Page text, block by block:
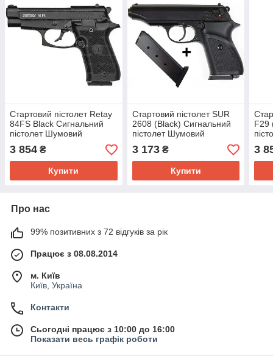
Стартовий пістолет Retay
84FS Black Сигнальний
пістолет Шумовий
пістолет
3 854 ₴
Купити
Стартовий пістолет SUR
2608 (Black) Сигнальний
пістолет Шумовий
пістолет
3 173₴
Купити
F29
3
Про нас
99% позитивних з 72 відгуків за рік
Працює з 08.08.2014
м. Київ
Київ, Україна
Контакти
Сьогодні працює з 10:00 до 16:00
Показати весь графік роботи